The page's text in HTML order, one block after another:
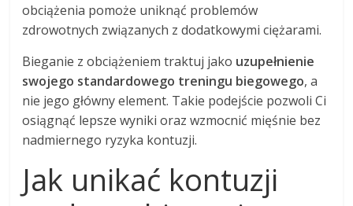
obciążenia pomoże uniknąć problemów
zdrowotnych związanych z dodatkowymi ciężarami.
Bieganie z obciążeniem traktuj jako uzupełnienie
swojego standardowego treningu biegowego, a
nie jego główny element. Takie podejście pozwoli Ci
osiągnąć lepsze wyniki oraz wzmocnić mięśnie bez
nadmiernego ryzyka kontuzji.
Jak unikać kontuzji